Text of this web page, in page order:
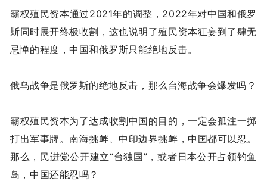
霸权殖民资本通过2021年的调整，2022年对中国和俄罗
斯同时展开终极收割，这也说明了殖民资本狂妄到了肆无
忌惮的程度，中国和俄罗斯只能绝地反击。
俄乌战争是俄罗斯的绝地反击，那么台海战争会爆发吗？
霸权殖民资本为了达成收割中国的目的，一定会孤注一掷
打出军事牌。南海挑衅、中印边界挑衅，中国都可以忍。
那么，民进党公开建立“台独国”，或者日本公开占领钓鱼
岛，中国还能忍吗？